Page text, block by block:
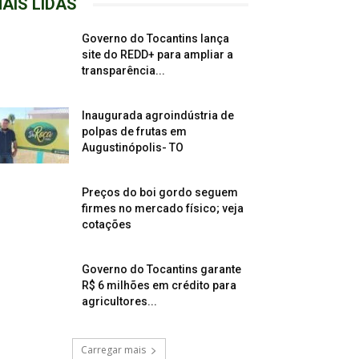
LIDAS
Governo do Tocantins lança
site do REDD+ para ampliar a
transparência...
Inaugurada agroindústria de
polpas de frutas em
Augustinópolis- TO
Preços do boi gordo seguem
firmes no mercado físico; veja
cotações
Governo do Tocantins garante
R$ 6 milhões em crédito para
agricultores...
Carregar mais